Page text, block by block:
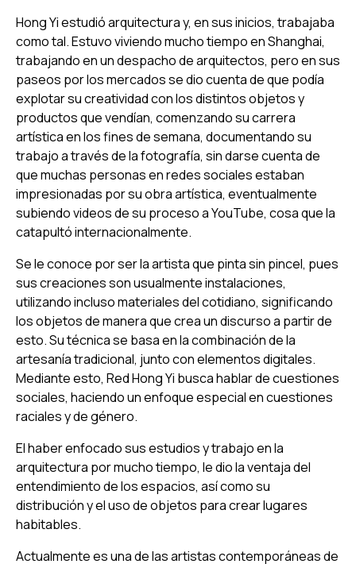
Hong Yi estudió arquitectura y, en sus inicios, trabajaba
como tal. Estuvo viviendo mucho tiempo en Shanghai,
trabajando en un despacho de arquitectos, pero en sus
paseos por los mercados se dio cuenta de que podía
explotar su creatividad con los distintos objetos y
productos que vendían, comenzando su carrera
artística en los fines de semana, documentando su
trabajo a través de la fotografía, sin darse cuenta de
que muchas personas en redes sociales estaban
impresionadas por su obra artística, eventualmente
subiendo videos de su proceso a YouTube, cosa que la
catapultó internacionalmente.
Se le conoce por ser la artista que pinta sin pincel, pues
sus creaciones son usualmente instalaciones,
utilizando incluso materiales del cotidiano, significando
los objetos de manera que crea un discurso a partir de
esto. Su técnica se basa en la combinación de la
artesanía tradicional, junto con elementos digitales.
Mediante esto, Red Hong Yi busca hablar de cuestiones
sociales, haciendo un enfoque especial en cuestiones
raciales y de género.
El haber enfocado sus estudios y trabajo en la
arquitectura por mucho tiempo, le dio la ventaja del
entendimiento de los espacios, así como su
distribución y el uso de objetos para crear lugares
habitables.
Actualmente es una de las artistas contemporáneas de